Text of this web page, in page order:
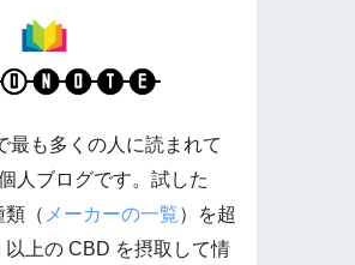
最も多くの人に読まれて
人ブログです。試した
（ メーカーの一覧）を超
以上の CBD を摂取して情